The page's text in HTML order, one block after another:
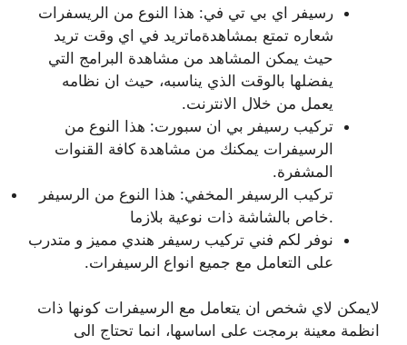
رسيفر اي بي تي في: هذا النوع من الريسفرات
شعاره تمتع بمشاهدةماتريد في اي وقت تريد
حيث يمكن المشاهد من مشاهدة البرامج التي
يفضلها بالوقت الذي يناسبه، حيث ان نظامه
يعمل من خلال الانترنت.
تركيب رسيفر بي ان سبورت: هذا النوع من
الرسيفرات يمكنك من مشاهدة كافة القنوات
المشفرة.
تركيب الرسيفر المخفي: هذا النوع من الرسيفر
خاص بالشاشة ذات نوعية بلازما.
نوفر لكم فني تركيب رسيفر هندي مميز و متدرب
على التعامل مع جميع انواع الرسيفرات.
لايمكن لاي شخص ان يتعامل مع الرسيفرات كونها ذات
انظمة معينة برمجت على اساسها، انما تحتاج الى